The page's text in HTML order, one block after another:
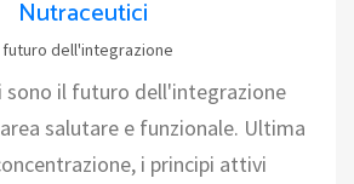
Nutraceutici
futuro dell'integrazione
sono il futuro dell'integrazione
salutare e funzionale. Ultima
i principi attivi